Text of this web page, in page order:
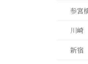
参宮
川崎
新宿